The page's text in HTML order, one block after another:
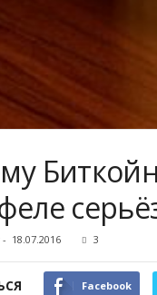
- 18.07.2016 3
Facebook